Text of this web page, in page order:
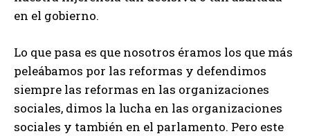
en el gobierno.
Lo que pasa es que nosotros éramos los que más
peleábamos por las reformas y defendimos
siempre las reformas en las organizaciones
sociales, dimos la lucha en las organizaciones
sociales y también en el parlamento. Pero este